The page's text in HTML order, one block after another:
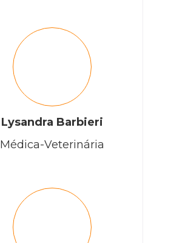
Lysandra Barbieri
Médica-Veterinária